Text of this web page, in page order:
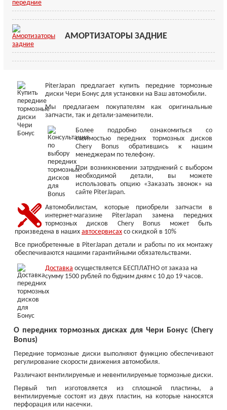
АМОРТИЗАТОРЫ ЗАДНИЕ
PiterJapan предлагает купить передние тормозные
диски Чери Бонус для установки на Ваш автомобили.
Мы предлагаем покупателям как оригинальные
запчасти, так и детали-заменители.
Более подробно ознакомиться со
стоимостью передних тормозных дисков
Chery Bonus обратившись к нашим
менеджерам по телефону.
При возникновении затруднений с выбором
необходимой детали, вы можете
использовать опцию «Заказать звонок» на
сайте PiterJapan.
Автомобилистам, которые приобрели запчасти в
интернет-магазине PiterJapan замена передних
тормозных дисков Chery Bonus может быть
произведена в наших автосервисах со скидкой в 10%
Все приобретенные в PiterJapan детали и работы по их монтажу
обеспечиваются нашими гарантийными обязательствами.
Доставка осуществляется БЕСПЛАТНО от заказа на
сумму 1500 рублей по будним дням с 10 до 19 часов.
О передних тормозных дисках для Чери Бонус (Chery
Bonus)
Передние тормозные диски выполняют функцию обеспечивают
регулирование скорости движения автомобиля.
Различают вентилируемые и невентилируемые тормозные диски.
Первый тип изготовляется из сплошной пластины, а
вентилируемые состоят из двух пластин, на которые наносятся
перфорация или насечки.